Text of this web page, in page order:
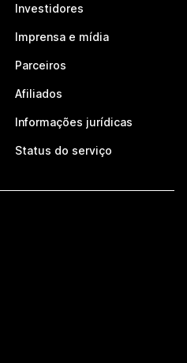
Investidores
Imprensa e mídia
Parceiros
Afiliados
Informações jurídicas
Status do serviço